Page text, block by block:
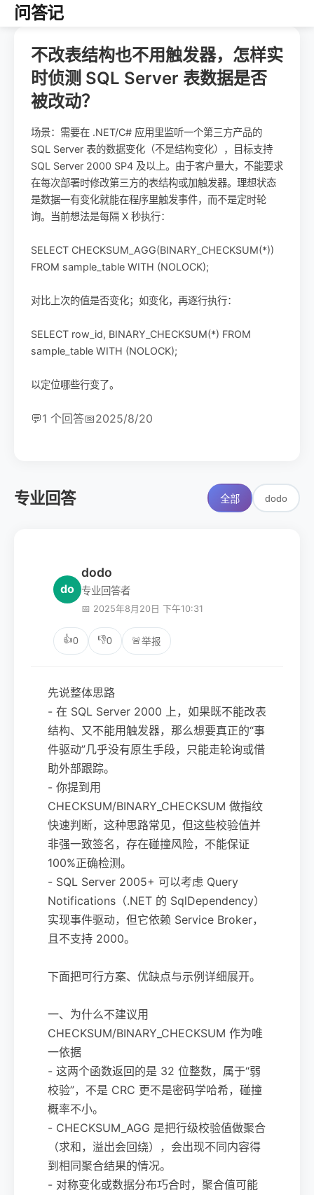
问答记
不改表结构也不用触发器，怎样实
时侦测 SQL Server 表数据是否
被改动？
场景：需要在 .NET/C# 应用里监听一个第三方产品的
SQL Server 表的数据变化（不是结构变化），目标支持
SQL Server 2000 SP4 及以上。由于客户量大，不能要求
在每次部署时修改第三方的表结构或加触发器。理想状态
是数据一有变化就能在程序里触发事件，而不是定时轮
询。当前想法是每隔 X 秒执行：
SELECT CHECKSUM_AGG(BINARY_CHECKSUM(*))
FROM sample_table WITH (NOLOCK);
对比上次的值是否变化；如变化，再逐行执行：
SELECT row_id, BINARY_CHECKSUM(*) FROM
sample_table WITH (NOLOCK);
以定位哪些行变了。
💬1 个回答📅2025/8/20
专业回答 全部 dodo
do
dodo
专业回答者
📅 2025年8月20日 下午10:31
👍0 👎0 🚨举报
先说整体思路
- 在 SQL Server 2000 上，如果既不能改表
结构、又不能用触发器，那么想要真正的“事
件驱动”几乎没有原生手段，只能走轮询或借
助外部跟踪。
- 你提到用
CHECKSUM/BINARY_CHECKSUM 做指纹
快速判断，这种思路常见，但这些校验值并
非强一致签名，存在碰撞风险，不能保证
100%正确检测。
- SQL Server 2005+ 可以考虑 Query
Notifications（.NET 的 SqlDependency）
实现事件驱动，但它依赖 Service Broker，
且不支持 2000。
下面把可行方案、优缺点与示例详细展开。
一、为什么不建议用
CHECKSUM/BINARY_CHECKSUM 作为唯
一依据
- 这两个函数返回的是 32 位整数，属于“弱
校验”，不是 CRC 更不是密码学哈希，碰撞
概率不小。
- CHECKSUM_AGG 是把行级校验值做聚合
（求和，溢出会回绕），会出现不同内容得
到相同聚合结果的情况。
- 对称变化或数据分布巧合时，聚合值可能